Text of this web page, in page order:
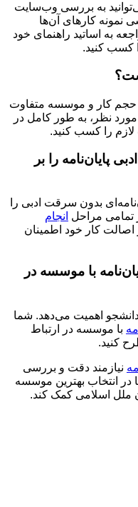
به بررسی وب‌سایت
نمونه کارهای آن‌ها
به اساتید راهنمای خود
کسب کنید.
حجم کار و موسسه متفاوت
نظر، به طور کامل در
را کسب کنید.
پایان‌نامه را بر
بدون سرقت ادبی را
تمامی مراحل انجام
کار خود اطمینان
با موسسه در
اهمیت می‌دهد. شما
با موسسه در ارتباط
کنید.
نیازمند دقت و بررسی
در انتخاب بهترین موسسه
ملل اسلامی کمک کند.